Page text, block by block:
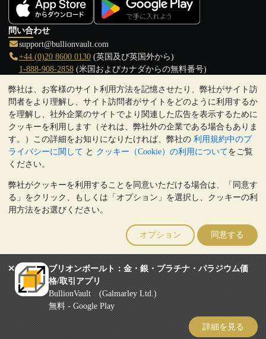
弊社は、お客様のサイト利用方法を記憶させたり、弊社がサイト訪
問者をより理解し、サイト訪問者がサイトをどのように利用するか
を理解し、社外企業のサイトでより関連した広告を表示するために
クッキーを利用します（それは、弊社外の企業である場合もありま
す。）この詳細をお知りになりたければ、弊社の 利用規約中のプ
ライバシーに関して と クッキー（Cookie）の利用についてをご覧
ください。
弊社がクッキーを利用することを同意いただける場合は、「同意す
る」をクリック、もしくは「オプション」を選択し、クッキーの利
用方法をお選びください。
オプション 同意する
ブリオンボールト：金・銀・プラチナ・パラジウム価
格/取引アプリ
BullionVault (Galmarley Ltd.)
無料 - Google Play
詳細を見る
問い合わせ
support@bullionvault.com
+44 (0)20 8600 0130(英国及び英国外から)
1-888-908-2858(米国およびカナダからの無料番号)
クリックして通話を開始
営業時間:
9:00～20:30 (英国), 月曜日から金曜日
17:00～2:30（日本時間）, 月曜日から金曜日
Galmarley Ltd T/A BullionVault
3 Shortlands (7th Floor)
London
W6 8DA
United Kingdom
貴金属の価値は下落することもあれば上昇することもありま
す。過去の傾向は、将来の価格の動きを保証するものではありませ
ん。BullionVaultのウェブサイト上、もしくはBullionVaultとのコミ
ュニケーション上のいかなる内容も、投資に関する助言ではありま
せん。顧客は、金及び銀地金を所有することが適切かどうかを判断
するために、専門家の助言を求めることをお勧めします。
Galmarley Ltd, trading as BullionVault, registered in England and Wales
4943684
BullionVault Ltd © 2026